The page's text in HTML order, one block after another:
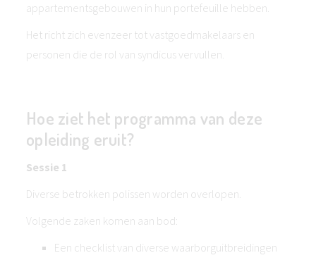
appartementsgebouwen in hun portefeuille hebben.
Het richt zich evenzeer tot vastgoedmakelaars en
personen die de rol van syndicus vervullen.
Hoe ziet het programma van deze
opleiding eruit?
Sessie 1
Diverse betrokken polissen worden overlopen.
Volgende zaken komen aan bod:
Een checklist van diverse waarborguitbreidingen